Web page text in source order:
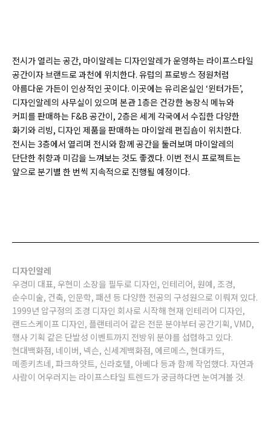
전시가 열리는 공간, 마이알레는 디자인알레가 운영하는 라이프스타일
공간이자 브랜드로 과천에 위치한다. 유럽의 프로방스 정원처럼
아름다운 가든이 인상적인 곳이다. 이곳에는 유리온실인 ‘윈터가든’,
디자인알레의 사무실이 있으며 본관 1층은 건강한 농장식 메뉴와
커피를 판매하는 F&B 공간이, 2층은 세계 각국에서 수집한 다양한
화기와 리빙, 디자인 제품을 판매하는 마이알레 편집숍이 위치한다.
전시는 3층에서 열리며 전시와 함께 공간을 둘러보며 마이알레의
단단한 취향과 미감을 느껴보는 것도 좋겠다. 이번 전시 프로젝트는
앞으로 분기별 한 번씩 지속적으로 진행될 예정이다.
디자인알레
우경미 대표, 우현미 소장을 필두로 디자인, 인테리어, 원예, 조경,
순수미술, 건축, 인문학, 패션 등 다양한 전공의 구성원으로 이뤄져 있다.
1999년 압구정의 조경 디자인 회사로 시작해 현재 인테리어 디자인,
랜드스케이프 디자인, 플랜테리어 같은 전문 분야부터 공간기획, VMD,
행사 기획 같은 단발성 이벤트까지 전방위 분야를 섭렵하고 있다.
현대백화점, 네이버, 넥슨, 신세계백화점, 에르메스, 현대카드,
메종키츠네, 파크하얏트, 신라호텔, 아베다 등과 함께 작업했다. 자연과
사람이 어우러지는 라이프스타일 트렌드가 궁금하다면 눈여겨볼 것.